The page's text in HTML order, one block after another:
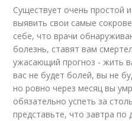
Существует очень простой
выявить свои самые
себе, что врачи
болезнь, ставят вам
ужасающий прогноз - жить
вас не будет болей, вы не
но ровно через месяц вы
обязательно успеть за
представьте, что завтра по